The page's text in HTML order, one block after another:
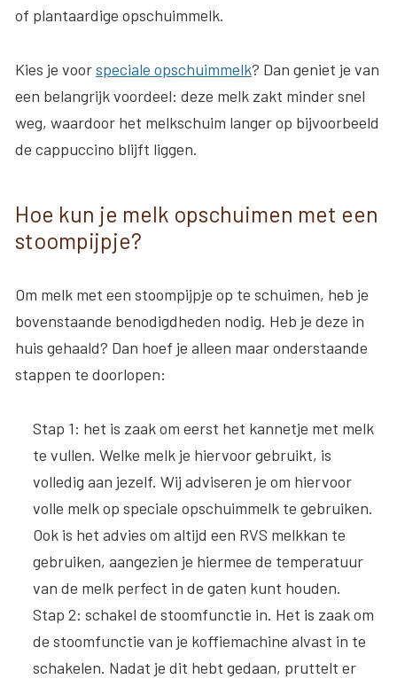
of plantaardige opschuimmelk.
Kies je voorspeciale opschuimmelk? Dan geniet je van
een belangrijk voordeel: deze melk zakt minder snel
weg, waardoor het melkschuim langer op bijvoorbeeld
de cappuccino blijft liggen.
Hoe kun je melk opschuimen met een
stoompijpje?
Om melk met een stoompijpje op te schuimen, heb je
bovenstaande benodigdheden nodig. Heb je deze in
huis gehaald? Dan hoef je alleen maar onderstaande
stappen te doorlopen:
Stap 1: het is zaak om eerst het kannetje met melk
te vullen. Welke melk je hiervoor gebruikt, is
volledig aan jezelf. Wij adviseren je om hiervoor
volle melk op speciale opschuimmelk te gebruiken.
Ook is het advies om altijd een RVS melkkan te
gebruiken, aangezien je hiermee de temperatuur
van de melk perfect in de gaten kunt houden.
Stap 2: schakel de stoomfunctie in. Het is zaak om
de stoomfunctie van je koffiemachine alvast in te
schakelen. Nadat je dit hebt gedaan, pruttelt er